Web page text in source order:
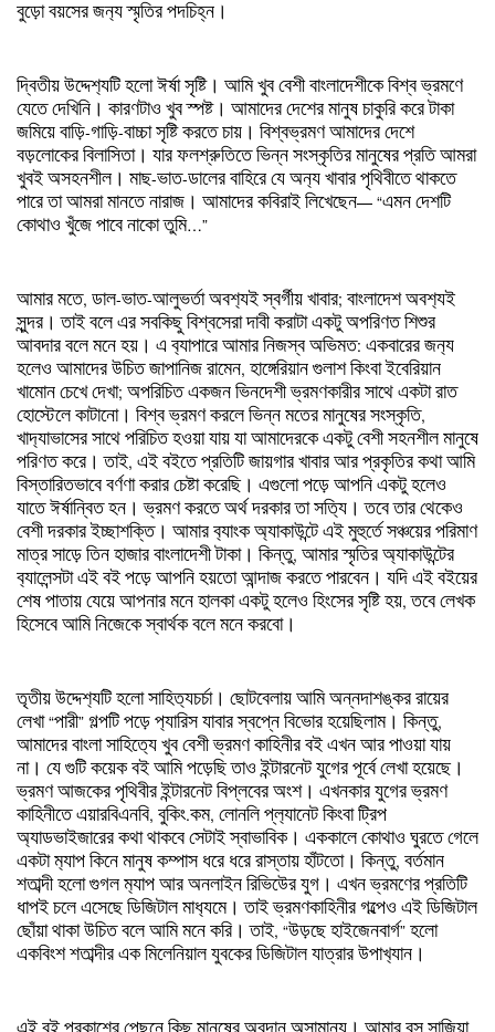
বুড়ো বয়সের জন‍্য স্মৃতির পদচিহ্ন।
দ্বিতীয় উদ্দেশ‍্যটি হলো ঈর্ষা সৃষ্টি। আমি খুব বেশী বাংলাদেশীকে বিশ্ব ভ্রমণে
যেতে দেখিনি। কারণটাও খুব স্পষ্ট। আমাদের দেশের মানুষ চাকুরি করে টাকা
জমিয়ে বাড়ি-গাড়ি-বাচ্চা সৃষ্টি করতে চায়। বিশ্বভ্রমণ আমাদের দেশে
বড়লোকের বিলাসিতা। যার ফলশ্রুতিতে ভিন্ন সংস্কৃতির মানুষের প্রতি আমরা
খুবই অসহনশীল। মাছ-ভাত-ডালের বাহিরে যে অন‍্য খাবার পৃথিবীতে থাকতে
পারে তা আমরা মানতে নারাজ। আমাদের কবিরাই লিখেছেন— “এমন দেশটি
কোথাও খুঁজে পাবে নাকো তুমি…”
আমার মতে, ডাল-ভাত-আলুভর্তা অবশ‍্যই স্বর্গীয় খাবার; বাংলাদেশ অবশ‍্যই
সুন্দর। তাই বলে এর সবকিছু বিশ্বসেরা দাবী করাটা একটু অপরিণত শিশুর
আবদার বলে মনে হয়। এ ব‍্যাপারে আমার নিজস্ব অভিমত: একবারের জন‍্য
হলেও আমাদের উচিত জাপানিজ রামেন, হাঙ্গেরিয়ান গুলাশ কিংবা ইবেরিয়ান
খামোন চেখে দেখা; অপরিচিত একজন ভিনদেশী ভ্রমণকারীর সাথে একটা রাত
হোস্টেলে কাটানো। বিশ্ব ভ্রমণ করলে ভিন্ন মতের মানুষের সংস্কৃতি,
খাদ‍্যাভাসের সাথে পরিচিত হওয়া যায় যা আমাদেরকে একটু বেশী সহনশীল মানুষে
পরিণত করে। তাই, এই বইতে প্রতিটি জায়গার খাবার আর প্রকৃতির কথা আমি
বিস্তারিতভাবে বর্ণণা করার চেষ্টা করেছি। এগুলো পড়ে আপনি একটু হলেও
যাতে ঈর্ষান্বিত হন। ভ্রমণ করতে অর্থ দরকার তা সত‍্যি। তবে তার থেকেও
বেশী দরকার ইচ্ছাশক্তি। আমার ব‍্যাংক অ‍্যাকাউন্টে এই মুহুর্তে সঞ্চয়ের পরিমাণ
মাত্র সাড়ে তিন হাজার বাংলাদেশী টাকা। কিন্তু, আমার স্মৃতির অ‍্যাকাউন্টের
ব‍্যালেন্সটা এই বই পড়ে আপনি হয়তো আন্দাজ করতে পারবেন। যদি এই বইয়ের
শেষ পাতায় যেয়ে আপনার মনে হালকা একটু হলেও হিংসের সৃষ্টি হয়,তবে লেখক
হিসেবে আমি নিজেকে স্বার্থক বলে মনে করবো।
তৃতীয় উদ্দেশ‍্যটি হলো সাহিত‍্যচর্চা। ছোটবেলায় আমি অন্নদাশঙ্কর রায়ের
লেখা“পারী” গল্পটি পড়ে প‍্যারিস যাবার স্বপ্নে বিভোর হয়েছিলাম। কিন্তু,
আমাদের বাংলা সাহিত‍্যে খুব বেশী ভ্রমণ কাহিনীর বই এখন আর পাওয়া যায়
না। যে গুটি কয়েক বই আমি পড়েছি তাও ইন্টারনেট যুগের পূর্বে লেখা হয়েছে।
ভ্রমণ আজকের পৃথিবীর ইন্টারনেট বিপ্লবের অংশ। এখনকার যুগের ভ্রমণ
কাহিনীতে এয়ারবিএনবি, বুকিং.কম, লোনলি প্ল‍্যানেট কিংবা ট্রিপ
অ‍্যাডভাইজারের কথা থাকবে সেটাই স্বাভাবিক। এককালে কোথাও ঘুরতে গেলে
একটা ম‍্যাপ কিনে মানুষ ক‍ম্পাস ধরে ধরে রাস্তায় হাঁটতো। কিন্তু, বর্তমান
শতাব্দী হলো গুগল ম‍্যাপ আর অনলাইন রিভিউের যুগ। এখন ভ্রমণের প্রতিটি
ধাপই চলে এসেছে ডিজিটাল মাধ‍্যমে। তাই ভ্রমণকাহিনীর গল্পেও এই ডিজিটাল
ছোঁয়া থাকা উচিত বলে আমি মনে করি। তাই, “উড়ছে হাইজেনবার্গ” হলো
একবিংশ শতাব্দীর এক মিলেনিয়াল যুবকের ডিজিটাল যাত্রার উপাখ‍্যান।
এই বই প্রকাশের পেছনে কিছু মানুষের অবদান অসামান‍্য। আমার বস সাজিয়া